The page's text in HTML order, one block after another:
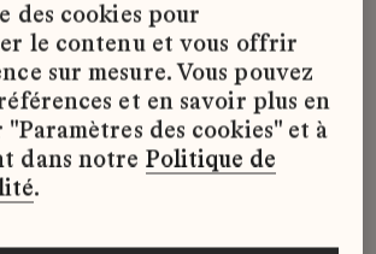
qu’il n’y ait pas
disponibles pour le
des cookies pour
le contenu et vous offrir
sur mesure. Vous pouvez
et en savoir plus en
des cookies" et à
dans notre Politique de
.